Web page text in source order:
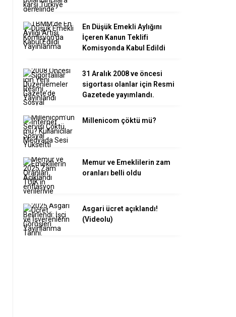
En Düşük Emekli Aylığını
İçeren Kanun Teklifi
Komisyonda Kabul Edildi
31 Aralık 2008 ve öncesi
sigortası olanlar için Resmi
Gazetede yayımlandı.
Millenicom çöktü mü?
Memur ve Emeklilerin zam
oranları belli oldu
Asgari ücret açıklandı!
(Videolu)